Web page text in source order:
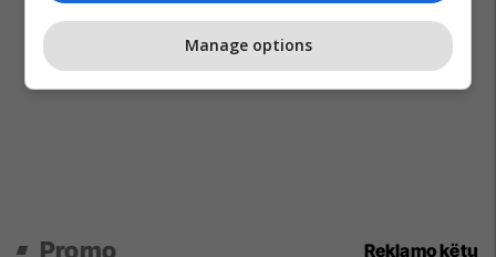
Promo Reklamo këtu
Manage options